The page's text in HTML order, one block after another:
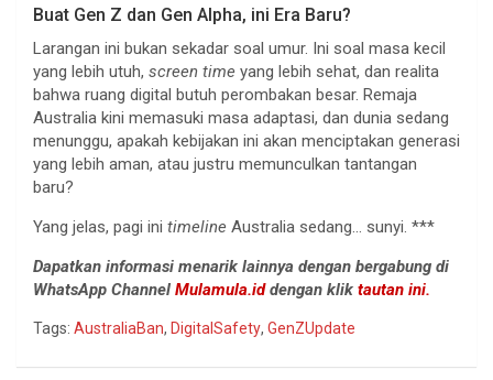
Buat Gen Z dan Gen Alpha, ini Era Baru?
Larangan ini bukan sekadar soal umur. Ini soal masa kecil
yang lebih utuh, screen time yang lebih sehat, dan realita
bahwa ruang digital butuh perombakan besar. Remaja
Australia kini memasuki masa adaptasi, dan dunia sedang
menunggu, apakah kebijakan ini akan menciptakan generasi
yang lebih aman, atau justru memunculkan tantangan
baru?
Yang jelas, pagi ini timeline Australia sedang… sunyi. ***
Dapatkan informasi menarik lainnya dengan bergabung di
WhatsApp Channel Mulamula.iddengan klik tautan ini.
Tags: AustraliaBan, DigitalSafety, GenZUpdate